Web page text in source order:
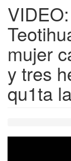
mujer
y tres
qu1ta